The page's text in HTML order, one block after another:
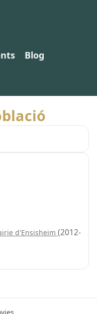
Blog
d'Ensisheim (2012-